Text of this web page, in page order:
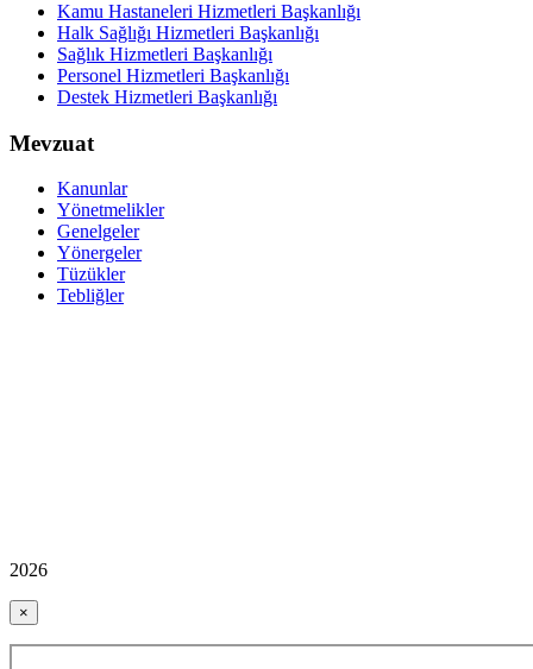
Kamu Hastaneleri Hizmetleri Başkanlığı
Halk Sağlığı Hizmetleri Başkanlığı
Sağlık Hizmetleri Başkanlığı
Personel Hizmetleri Başkanlığı
Destek Hizmetleri Başkanlığı
Mevzuat
Kanunlar
Yönetmelikler
Genelgeler
Yönergeler
Tüzükler
Tebliğler
2026
×